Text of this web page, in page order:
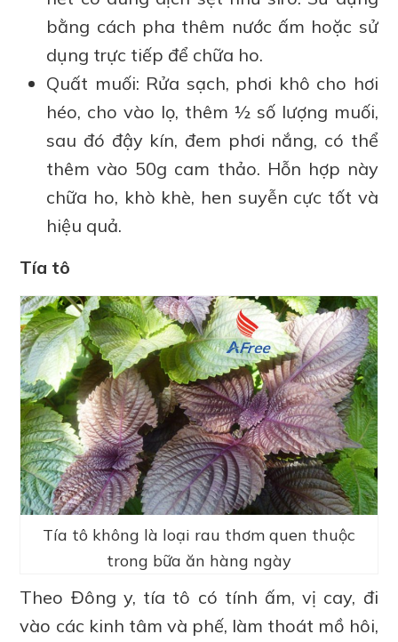
bằng cách pha thêm nước ấm hoặc sử
dụng trực tiếp để chữa ho.
Quất muối: Rửa sạch, phơi khô cho hơi
héo, cho vào lọ, thêm ½ số lượng muối,
sau đó đậy kín, đem phơi nắng, có thể
thêm vào 50g cam thảo. Hỗn hợp này
chữa ho, khò khè, hen suyễn cực tốt và
hiệu quả.
Tía tô
Tía tô không là loại rau thơm quen thuộc
trong bữa ăn hàng ngày
Theo Đông y, tía tô có tính ấm, vị cay, đi
vào các kinh tâm và phế, làm thoát mồ hôi,